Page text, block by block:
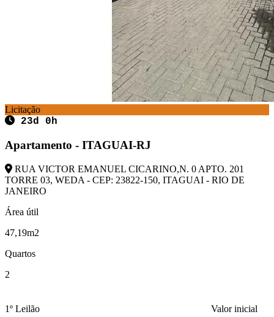
Licitação
23d 0h
Apartamento - ITAGUAI-RJ
RUA VICTOR EMANUEL CICARINO,N. 0 APTO. 201
TORRE 03, WEDA - CEP: 23822-150, ITAGUAI - RIO DE
JANEIRO
Área útil
47,19m2
Quartos
2
1º Leilão
Valor inicial